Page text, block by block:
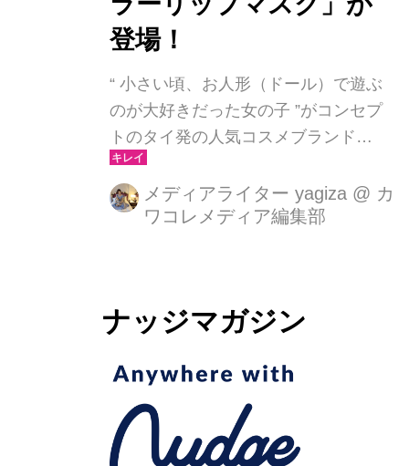
登場！
“ 小さい頃、お人形（ドール）で遊ぶ
のが大好きだった女の子 ”がコンセプ
トのタイ発の人気コスメブランド
「Cathy Doll（キャシードール）」か
ら、待望の新作リップマスクが登場！
その名も《ハートフル カラーリップマ
く）でも順次展開されます。
メディアライター yagiza @ カ
ワコレメディア編集部
ナッジマガジン